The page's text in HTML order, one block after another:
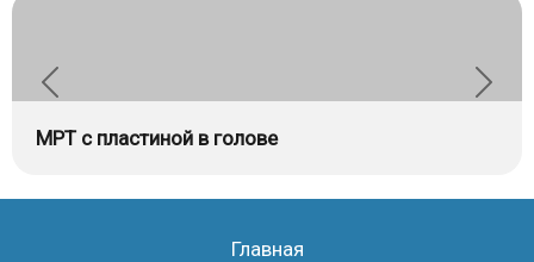
МРТ с пластиной в голове
Главная